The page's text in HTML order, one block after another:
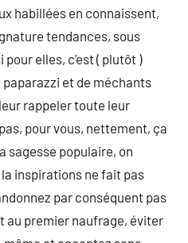
habillées en connaissent,
tendances, sous
elles, c’est ( plutôt )
et de méchants
rappeler toute leur
pour vous, nettement, ça
sagesse populaire, on
inspirations ne fait pas
par conséquent pas
au premier naufrage, éviter